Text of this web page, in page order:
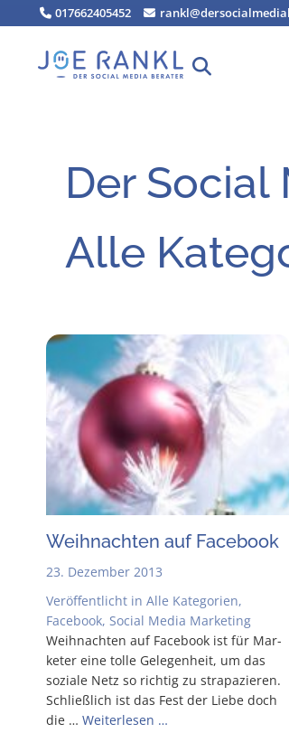
Inhalt
springen
017662405452
Der Social
Alle
Weih­nach­ten auf Facebook
23. Dezember 2013
Veröffentlicht in Alle Kategorien,
Facebook, Social Media Marketing
Weih­nach­ten auf Face­book ist für Mar­
keter eine tol­le Gele­gen­heit, um das
sozia­le Netz so rich­tig zu stra­pa­zie­ren.
Schließ­lich ist das Fest der Lie­be doch
die … Wei­ter­le­sen …